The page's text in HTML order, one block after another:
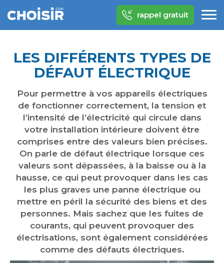
rappel gratuit
LES DIFFÉRENTS TYPES DE
DÉFAUT ÉLECTRIQUE
Pour permettre à vos appareils électriques
de fonctionner correctement, la tension et
l’intensité de l’électricité qui circule dans
votre installation intérieure doivent être
comprises entre des valeurs bien précises.
On parle de défaut électrique lorsque ces
valeurs sont dépassées, à la baisse ou à la
hausse, ce qui peut provoquer dans les cas
les plus graves une panne électrique ou
mettre en péril la sécurité des biens et des
personnes. Mais sachez que les fuites de
courants, qui peuvent provoquer des
électrisations, sont également considérées
comme des défauts électriques.